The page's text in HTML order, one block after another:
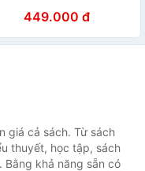
449.000 đ
giá cả sách. Từ sách
thuyết, học tập, sách
Bằng khả năng sẵn có